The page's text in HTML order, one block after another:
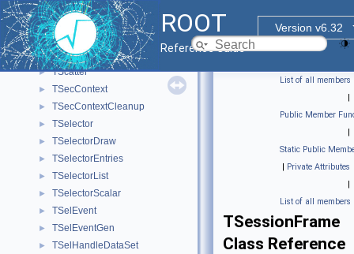
ROOT
Version v6.32
Reference Guide
► TS3WebFile
► TSAXParser
► TSAXParserCallback
► TSBRepeatTimer
► TScatter
► TSecContext
► TSecContextCleanup
► TSelector
► TSelectorDraw
► TSelectorEntries
► TSelectorList
► TSelectorScalar
► TSelEvent
► TSelEventGen
► TSelHandleDataSet
List of all members
|
Public Member
|
Static Public
| Private Attributes
|
List of all members
TSessionFrame
Class Reference